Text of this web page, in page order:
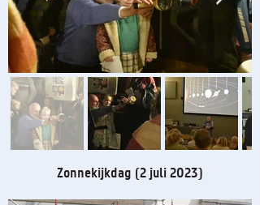
Zonnekijkdag (2 juli 2023)